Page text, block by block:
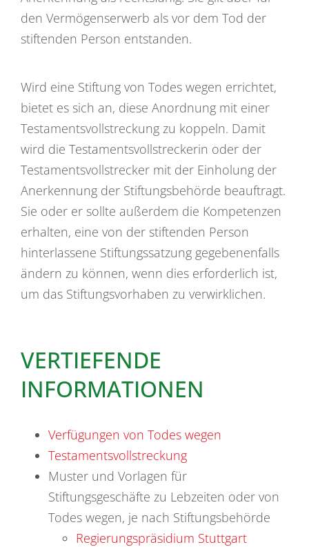
den Vermögenserwerb als vor dem Tod der
stiftenden Person entstanden.
Wird eine Stiftung von Todes wegen errichtet,
bietet es sich an, diese Anordnung mit einer
Testamentsvollstreckung zu koppeln. Damit
wird die Testamentsvollstreckerin oder der
Testamentsvollstrecker mit der Einholung der
Anerkennung der Stiftungsbehörde beauftragt.
Sie oder er sollte außerdem die Kompetenzen
erhalten, eine von der stiftenden Person
hinterlassene Stiftungssatzung gegebenenfalls
ändern zu können, wenn dies erforderlich ist,
um das Stiftungsvorhaben zu verwirklichen.
VERTIEFENDE
INFORMATIONEN
Verfügungen von Todes wegen
Testamentsvollstreckung
Muster und Vorlagen für
Stiftungsgeschäfte zu Lebzeiten oder von
Todes wegen, je nach Stiftungsbehörde
Regierungspräsidium Stuttgart